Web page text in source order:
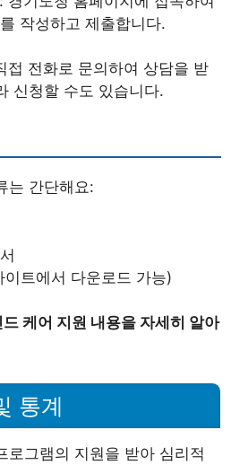
작성하고 제출합니다.
접 전화로 문의하여 상담을 받
신청할 수도 있습니다.
는 간단해요:
이트에서 다운로드 가능)
케어 지원 내용을 자세히 알아
통계
로그램의 지원을 받아 심리적